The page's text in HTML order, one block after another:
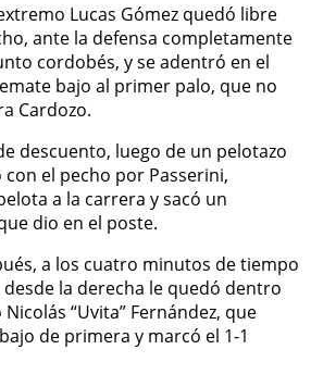
Lucas Gómez quedó libre
ante la defensa completamente
cordobés, y se adentró en el
bajo al primer palo, que no
Cardozo.
descuento, luego de un pelotazo
el pecho por Passerini,
a la carrera y sacó un
dio en el poste.
a los cuatro minutos de tiempo
la derecha le quedó dentro
“Uvita” Fernández, que
de primera y marcó el 1-1